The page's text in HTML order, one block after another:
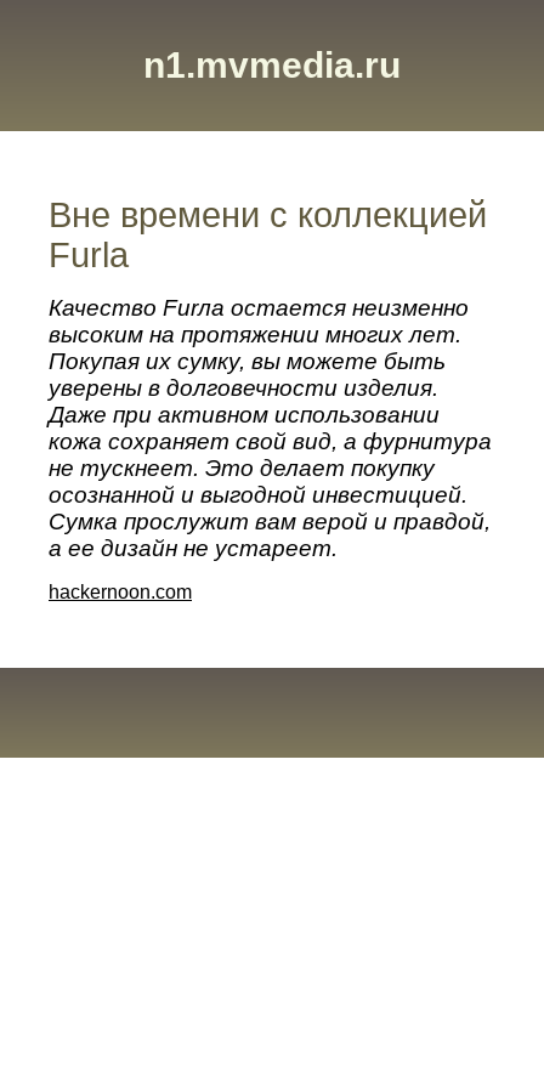
n1.mvmedia.ru
Вне времени с коллекцией
Furla
Качество Furла остается неизменно
высоким на протяжении многих лет.
Покупая их сумку, вы можете быть
уверены в долговечности изделия.
Даже при активном использовании
кожа сохраняет свой вид, а фурнитура
не тускнеет. Это делает покупку
осознанной и выгодной инвестицией.
Сумка прослужит вам верой и правдой,
а ее дизайн не устареет.
hackernoon.com